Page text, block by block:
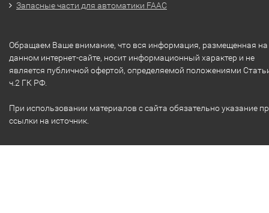
Запасные части для автоматики FAAC
Обращаем Ваше внимание, что вся информация, размещенная на
данном интернет-сайте, носит информационный характер и не
является публичной офертой, определяемой положениями
ч.2 ГК РФ.
При использовании материалов с сайта обязательно указание
ссылки на источник.